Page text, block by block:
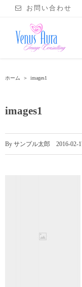
お問い合わせ
ホーム ＞ images1
images1
By サンプル太郎 2016-02-